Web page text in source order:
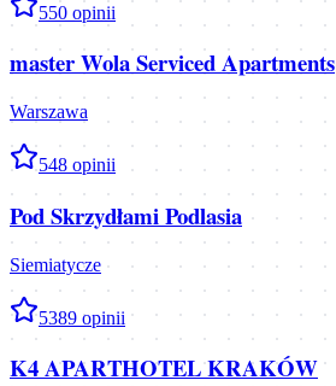
550 opinii
master Wola Serviced Apartments
Warszawa
548 opinii
Pod Skrzydłami Podlasia
Siemiatycze
5389 opinii
K4 APARTHOTEL KRAKÓW